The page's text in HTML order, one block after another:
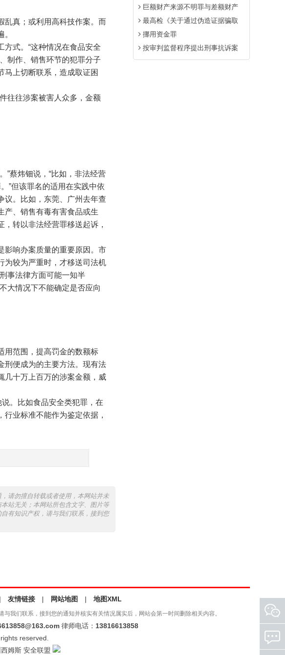
真；或利用高科技作案。而
式。“这种情况在食品安全
制作、销售环节的犯罪分子
马上切断联系，造成取证困
往往涉案被害人众多，金额
蔡炜钿说，“比如，非法经营
”但该罪名的适用在实践中依
议。比如，东莞、广州去年查
产、销售有毒有害食品或生
转以非法经营罪移送起诉，
响办案质量的重要原因。市
为较为严重时，才移送司法机
事法律方面可能一知半
大情况下不能确定是否应向
范围，提高罚金的数额标
刑便成为的主要方法。现有法
几十万上百万的涉案金额，威
。比如食品安全类犯罪，在
业标准不能作为鉴定依据，
请勿擅自转载或者使用，本网站并未
站无关；本网站所包含文字、图片等
有知识产权，请与我们联系，接到您
巨额财产来源不明罪与差额财产
最高检《关于通过伪造证据骗取
挪用资金罪
按审判监督程序提出刑事抗诉案
友情链接 | 网站地图 | 地图XML
我们联系，接到您的通知并核实有关情况属实后，网站会第一时间删除相关内容。
律师电话： 13816613858
rights reserved.
姆斯 安全联盟